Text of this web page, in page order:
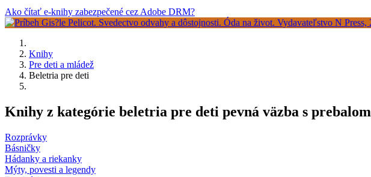
Ako čítať e-knihy zabezpečené cez Adobe DRM?
Knihy
Pre deti a mládež
Beletria pre deti
Knihy z kategórie beletria pre deti pevná väzba s prebalom
Rozprávky
Básničky
Hádanky a riekanky
Mýty, povesti a legendy